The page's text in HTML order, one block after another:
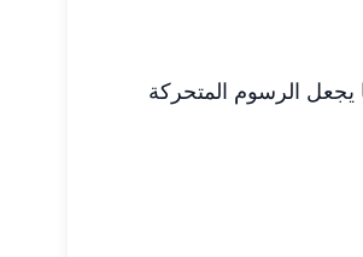
يجعل الرسوم المتحركة